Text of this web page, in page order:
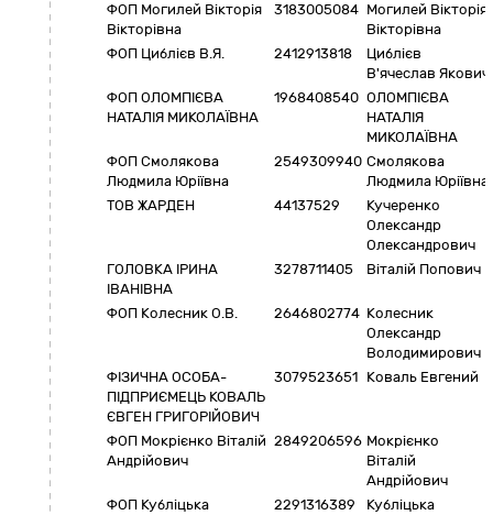
ФОП Могилей Вікторія
Вікторівна
3183005084 Могилей Вікторія
Вікторівна
ФОП Циблієв В.Я.
2412913818
Циблієв
В'ячеслав Якович
ФОП ОЛОМПІЄВА
НАТАЛІЯ МИКОЛАЇВНА
1968408540 ОЛОМПІЄВА
НАТАЛІЯ
МИКОЛАЇВНА
ФОП Смолякова
Людмила Юріївна
2549309940 Смолякова
Людмила Юріївна
ТОВ ЖАРДЕН
44137529
Кучеренко
Олександр
Олександрович
ГОЛОВКА ІРИНА
ІВАНІВНА
3278711405 Віталій Попович
ФОП Колесник О.В. 2646802774 Колесник
Олександр
Володимирович
ФІЗИЧНА ОСОБА-
ПІДПРИЄМЕЦЬ КОВАЛЬ
ЄВГЕН ГРИГОРІЙОВИЧ
3079523651 Коваль Евгений
ФОП Мокрієнко Віталій
Андрійович
2849206596 Мокрієнко
Віталій
Андрійович
ФОП Кубліцька
2291316389
Кубліцька